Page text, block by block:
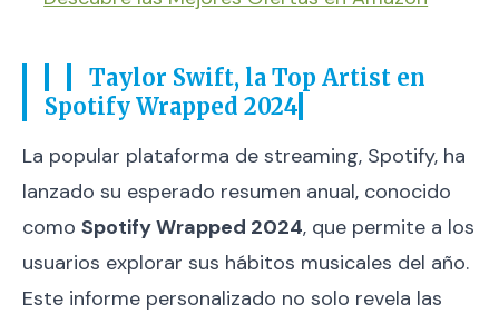
Taylor Swift, la Top Artist en
Spotify Wrapped 2024
La popular plataforma de streaming, Spotify, ha
lanzado su esperado resumen anual, conocido
como Spotify Wrapped 2024, que permite a los
usuarios explorar sus hábitos musicales del año.
Este informe personalizado no solo revela las